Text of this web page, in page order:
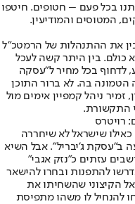
בכל פעם – חטופים. חיטפו
המטוסים והמודיעין.
את ההתנהלות של הרמטכ"ל
כולם. בין היתר קשה לעכל
לדחוף בכל מחיר ל"עסקה
הטמונה בה. לא ברור התוכן
זמיר ניהל קמפיין אימים מול
התקשורת.
רויטרס
שישראל לא שיחררה
ב"עסקת ג'יבריל". אבל השיא
עזתים כ"נזק אגבי"
להתפנות ובחרו להישאר
הקיצוני שהשחיתו את
להנחיל לו משהו מתפיסת